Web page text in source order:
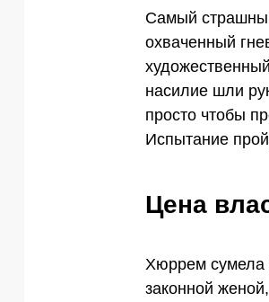
Самый
охваченный
насилие шли
просто чтобы
Испытание
Цена
Хюррем сумела
законной